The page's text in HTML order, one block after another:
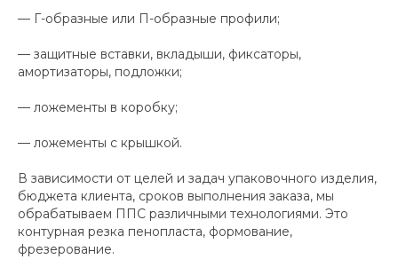
— Г-образные или П-образные профили;
— защитные вставки, вкладыши, фиксаторы,
амортизаторы, подложки;
— ложементы в коробку;
— ложементы с крышкой.
В зависимости от целей и задач упаковочного изделия,
бюджета клиента, сроков выполнения заказа, мы
обрабатываем ППС различными технологиями. Это
контурная резка пенопласта, формование,
фрезерование.